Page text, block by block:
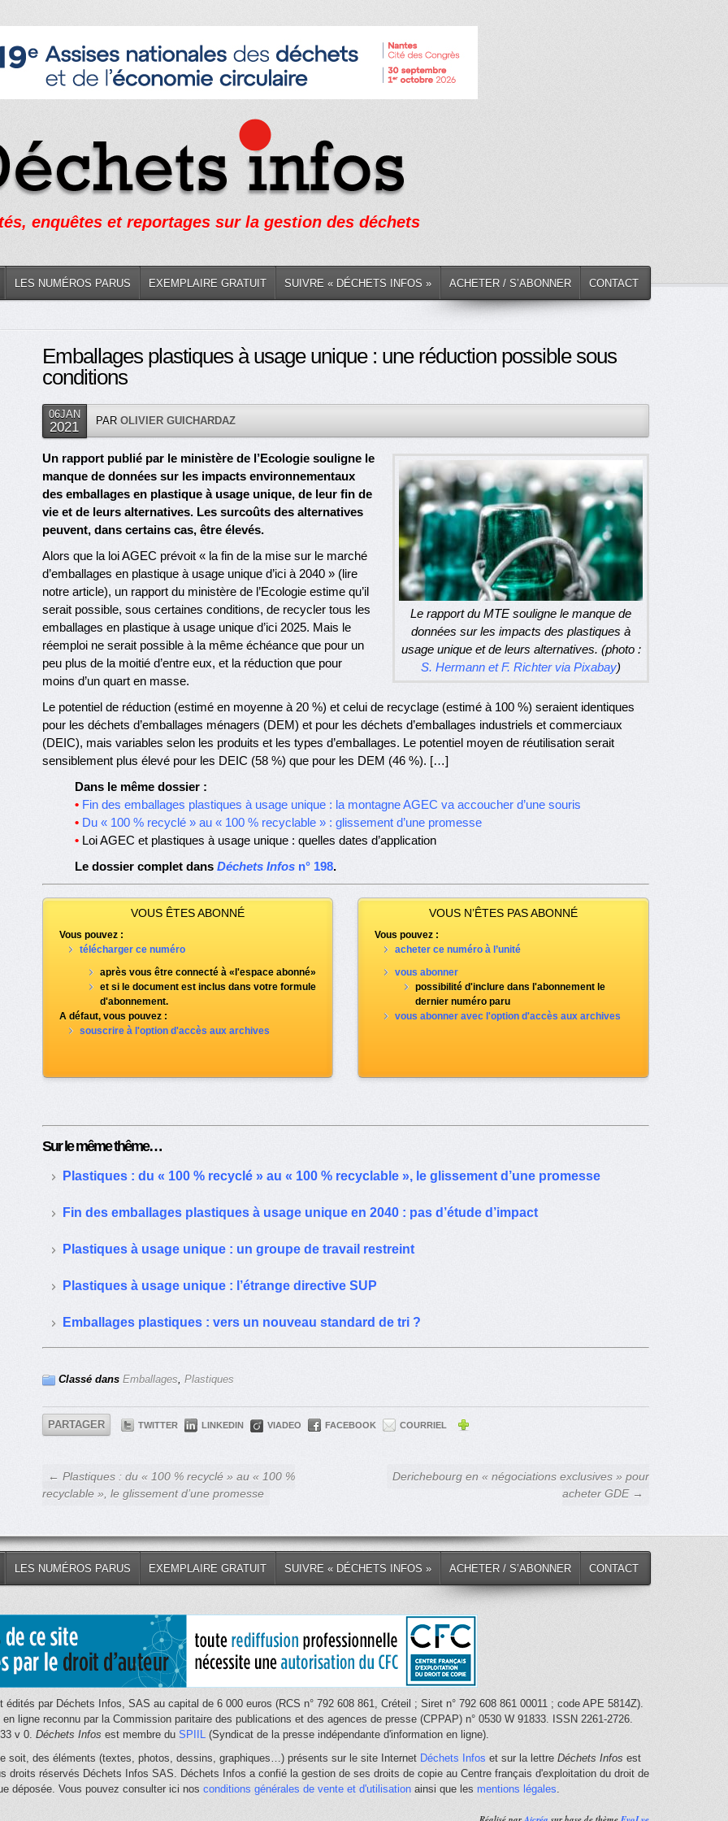
enquêtes et reportages sur la gestion des déchets
LES NUMÉROS PARUS EXEMPLAIRE GRATUIT SUIVRE « DÉCHETS INFOS » ACHETER / S’ABONNER CONTACT
Emballages plastiques à usage unique : une réduction possible sous
conditions
06JAN
2021 PAR OLIVIER GUICHARDAZ
Le rapport du MTE souligne le manque de
données sur les impacts des plastiques à
usage unique et de leurs alternatives. (photo :
S. Hermann et F. Richter via Pixabay)
Un rapport publié par le ministère de l’Ecologie souligne le
manque de données sur les impacts environnementaux
des emballages en plastique à usage unique, de leur fin de
vie et de leurs alternatives. Les surcoûts des alternatives
peuvent, dans certains cas, être élevés.
Alors que la loi AGEC prévoit « la fin de la mise sur le marché
d’emballages en plastique à usage unique d’ici à 2040 » (lire
notre article), un rapport du ministère de l’Ecologie estime qu’il
serait possible, sous certaines conditions, de recycler tous les
emballages en plastique à usage unique d’ici 2025. Mais le
réemploi ne serait possible à la même échéance que pour un
peu plus de la moitié d’entre eux, et la réduction que pour
moins d’un quart en masse.
Le potentiel de réduction (estimé en moyenne à 20 %) et celui de recyclage (estimé à 100 %) seraient identiques
pour les déchets d’emballages ménagers (DEM) et pour les déchets d’emballages industriels et commerciaux
(DEIC), mais variables selon les produits et les types d’emballages. Le potentiel moyen de réutilisation serait
sensiblement plus élevé pour les DEIC (58 %) que pour les DEM (46 %). […]
Dans le même dossier :
• Fin des emballages plastiques à usage unique : la montagne AGEC va accoucher d’une souris
• Du « 100 % recyclé » au « 100 % recyclable » : glissement d’une promesse
•Loi AGEC et plastiques à usage unique : quelles dates d’application
Le dossier complet dans Déchets Infosn° 198.
VOUS ÊTES ABONNÉ
Vous pouvez :
télécharger ce numéro
après vous être connecté à «l'espace abonné»
et si le document est inclus dans votre formule
d'abonnement.
A défaut, vous pouvez :
souscrire à l'option d'accès aux archives
VOUS N’ÊTES PAS ABONNÉ
Vous pouvez :
acheter ce numéro à l’unité
vous abonner
possibilité d'inclure dans l'abonnement le
dernier numéro paru
vous abonner avec l'option d'accès aux archives
Sur le même thême…
Plastiques : du « 100 % recyclé » au « 100 % recyclable », le glissement d’une promesse
Fin des emballages plastiques à usage unique en 2040 : pas d’étude d’impact
Plastiques à usage unique : un groupe de travail restreint
Plastiques à usage unique : l’étrange directive SUP
Emballages plastiques : vers un nouveau standard de tri ?
Classé dans Emballages Plastiques
PARTAGER TWITTER LINKEDIN VIADEO FACEBOOK COURRIEL
← Plastiques : du « 100 % recyclé » au « 100 %
recyclable », le glissement d’une promesse
Derichebourg en « négociations exclusives » pour
acheter GDE →
LES NUMÉROS PARUS EXEMPLAIRE GRATUIT SUIVRE « DÉCHETS INFOS » ACHETER / S’ABONNER CONTACT
édités par Déchets Infos, SAS au capital de 6 000 euros (RCS n° 792 608 861, Créteil ; Siret n° 792 608 861 00011 ; code APE 5814Z).
en ligne reconnu par la Commission paritaire des publications et des agences de presse (CPPAP) n° 0530 W 91833. ISSN 2261-2726.
v 0. Déchets Infos est membre du SPIIL (Syndicat de la presse indépendante d'information en ligne).
soit, des éléments (textes, photos, dessins, graphiques…) présents sur le site Internet Déchets Infos et sur la lettre Déchets Infos est
droits réservés Déchets Infos SAS. Déchets Infos a confié la gestion de ses droits de copie au Centre français d'exploitation du droit de
déposée. Vous pouvez consulter ici nos conditions générales de vente et d'utilisation ainsi que les mentions légales